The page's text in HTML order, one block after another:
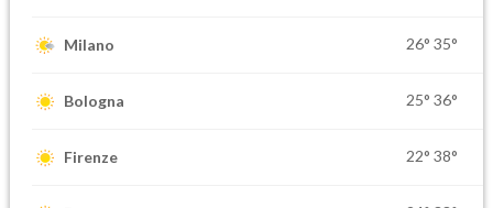
Milano 26° 35°
Bologna 25° 36°
Firenze 22° 38°